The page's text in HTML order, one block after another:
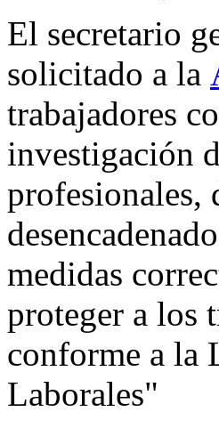
El secretario
solicitado a la
trabajadores
investigación
profesionales,
medidas
proteger a los
conforme a la
Laborales"